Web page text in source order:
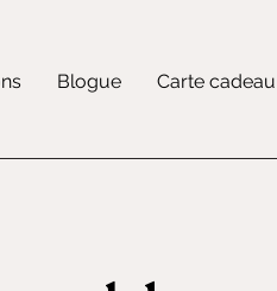
Blogue Carte cadeau